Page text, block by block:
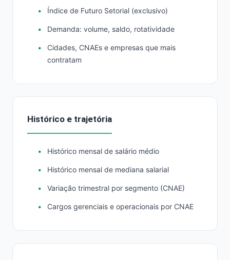
Índice de Futuro Setorial (exclusivo)
Demanda: volume, saldo, rotatividade
Cidades, CNAEs e empresas que mais
contratam
Histórico e trajetória
Histórico mensal de salário médio
Histórico mensal de mediana salarial
Variação trimestral por segmento (CNAE)
Cargos gerenciais e operacionais por CNAE